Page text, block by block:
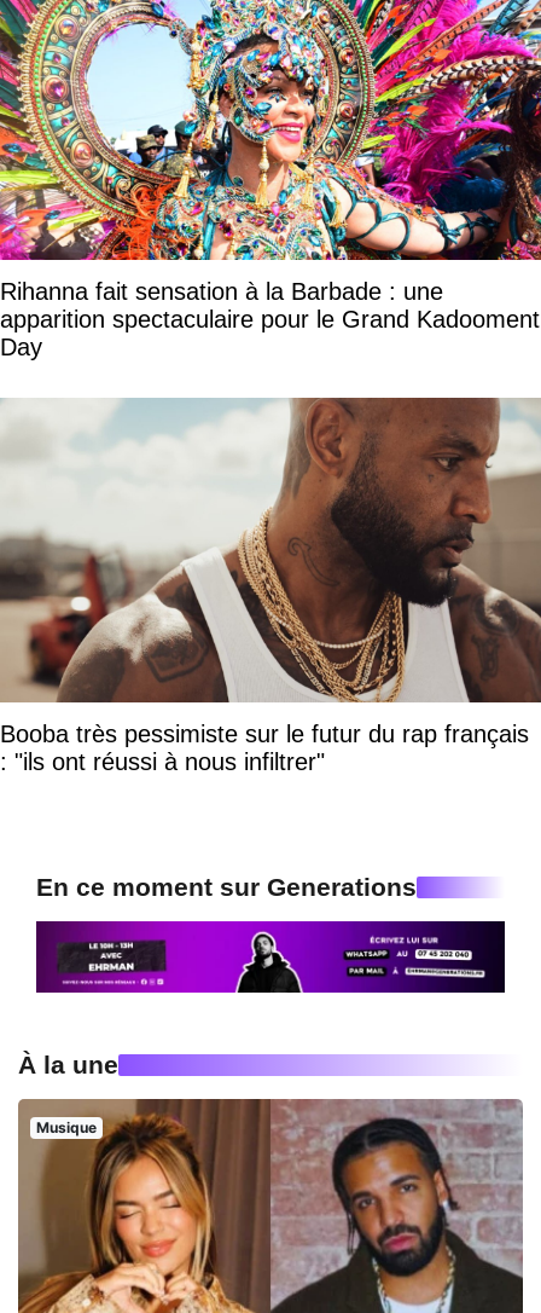
Rihanna fait sensation à la Barbade : une
apparition spectaculaire pour le Grand Kadooment
Day
Booba très pessimiste sur le futur du rap français
: "ils ont réussi à nous infiltrer"
En ce moment sur Generations
À la une
Musique